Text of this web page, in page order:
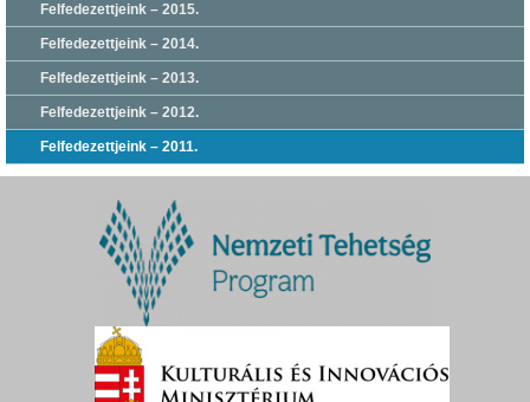
Felfedezettjeink – 2015.
Felfedezettjeink – 2014.
Felfedezettjeink – 2013.
Felfedezettjeink – 2012.
Felfedezettjeink – 2011.